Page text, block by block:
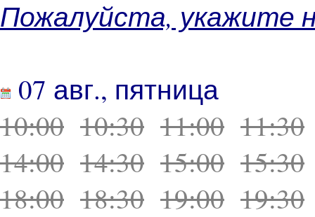
Пожалуйста, укажите
07 авг., пятница
10:00 10:30 11:00 11:30
14:00 14:30 15:00 15:30
18:00 18:30 19:00 19:30